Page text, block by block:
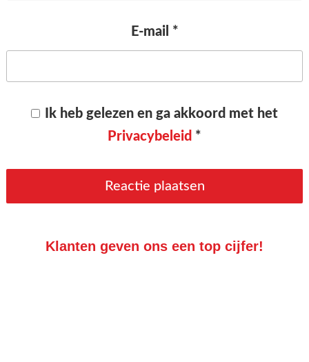
E-mail *
Ik heb gelezen en ga akkoord met het
Privacybeleid *
Klanten geven ons een top cijfer!